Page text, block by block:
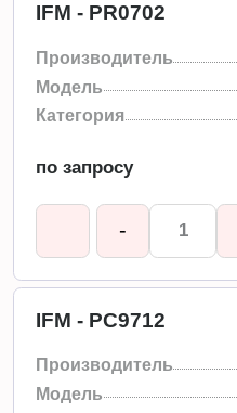
IFM - PR0702
Производитель
Модель
Категория
по запросу
-
IFM - PC9712
Производитель
Модель